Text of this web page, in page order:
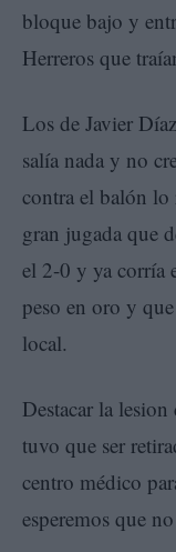
bloque bajo y
Herreros que
Los de Javier
salía nada y no
contra el balón lo
gran jugada que
el 2-0 y ya corría
peso en oro y
local.
Destacar la
tuvo que ser
centro médico
esperemos que